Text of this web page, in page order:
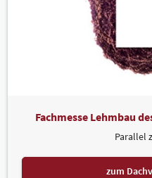
Fachmesse Lehmbau
Parallel
zum